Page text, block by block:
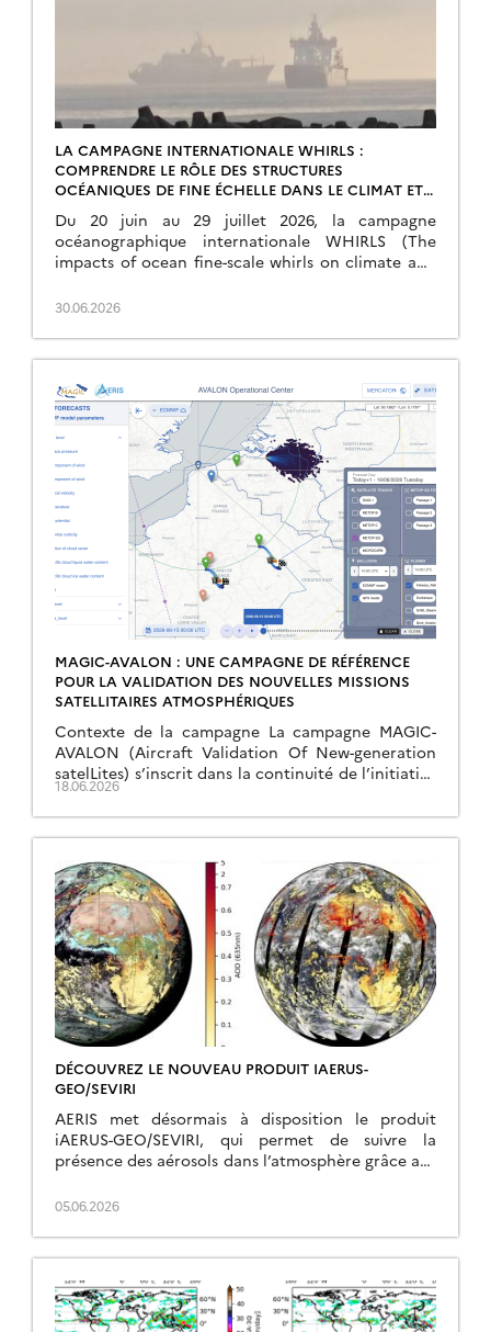
LA CAMPAGNE INTERNATIONALE WHIRLS :
COMPRENDRE LE RÔLE DES STRUCTURES
OCÉANIQUES DE FINE ÉCHELLE DANS LE CLIMAT ET
Du 20 juin au 29 juillet 2026, la campagne
océanographique internationale WHIRLS (The
impacts of ocean fine-scale whirls on climate and
Sud, […]
30.06.2026
MAGIC-AVALON : UNE CAMPAGNE DE RÉFÉRENCE
POUR LA VALIDATION DES NOUVELLES MISSIONS
SATELLITAIRES ATMOSPHÉRIQUES
Contexte de la campagne La campagne MAGIC-
AVALON (Aircraft Validation Of New-generation
satelLites) s’inscrit dans la continuité de l’initiative
MAGIC (Monitoring of Atmospheric composition
and Greenhouse gases through multi-Instruments
Campaigns), lancée […]
18.06.2026
DÉCOUVREZ LE NOUVEAU PRODUIT IAERUS-
GEO/SEVIRI
AERIS met désormais à disposition le produit
iAERUS-GEO/SEVIRI, qui permet de suivre la
présence des aérosols dans l’atmosphère grâce aux
Second Generation (MSG), exploité par […]
05.06.2026